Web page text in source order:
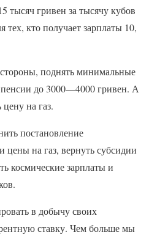
тысяч гривен за тысячу кубов
кто получает зарплаты 10,
поднять минимальные
до 3000—4000 гривен. А
на газ.
постановление
цены на газ, вернуть субсидии
космические зарплаты и
в добычу своих
ставку. Чем больше мы